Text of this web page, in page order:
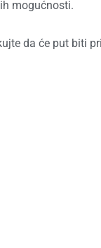
mogućnosti.
da će put biti